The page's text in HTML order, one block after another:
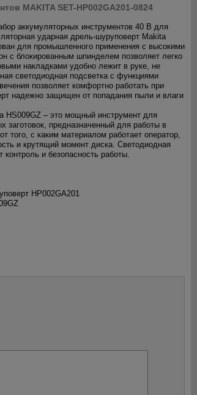
MAKITA SET-HP002GA201-0824
аккумуляторных инструментов 40 В для
ударная дрель-шуруповерт Makita
для промышленного применения с высокими
с блокированным шпинделем позволяет легко
накладками удобно лежит в руке, не
светодиодная подсветка с функциями
позволяет комфортно работать при
надежно защищен от попадания пыли и влаги
HS009GZ – это мощный инструмент для
заготовок, предназначенный для работы в
того, с каким материалом работает оператор,
и крутящий момент диска. Светодиодная
контроль и безопасность работы.
HP002GA201